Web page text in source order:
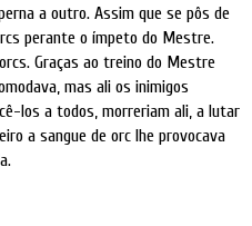
a outro. Assim que se pôs de
perante o ímpeto do Mestre.
Graças ao treino do Mestre
mas ali os inimigos
los a todos, morreriam ali, a lutar
a sangue de orc lhe provocava